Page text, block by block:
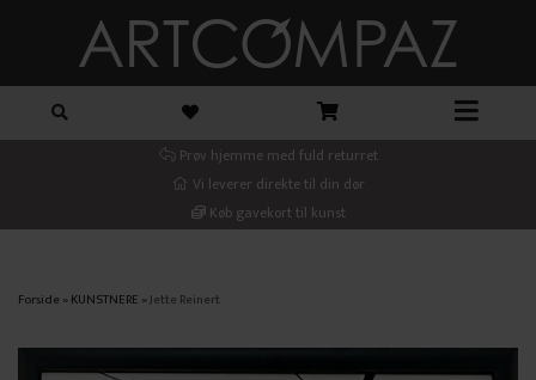
Prøv hjemme med fuld returret
Vi leverer direkte til din dør
Køb gavekort til kunst
Forside »KUNSTNERE »Jette Reinert